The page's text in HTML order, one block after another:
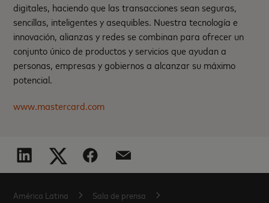
digitales, haciendo que las transacciones sean seguras,
sencillas, inteligentes y asequibles. Nuestra tecnología e
innovación, alianzas y redes se combinan para ofrecer un
conjunto único de productos y servicios que ayudan a
personas, empresas y gobiernos a alcanzar su máximo
potencial.
www.mastercard.com
América Latina
Sala de prensa